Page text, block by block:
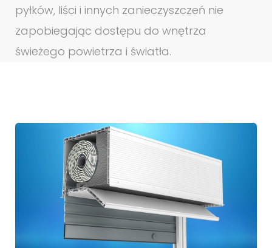
pyłków, liści i innych zanieczyszczeń nie
zapobiegając dostępu do wnętrza
świeżego powietrza i światła.